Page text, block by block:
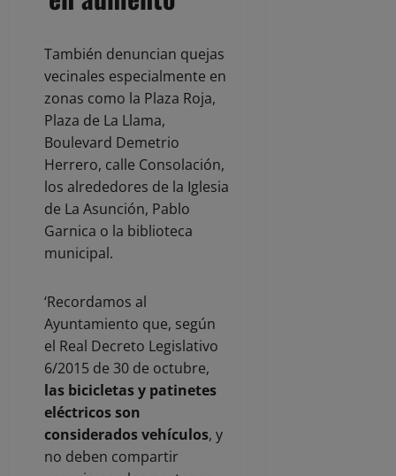
También denuncian quejas
vecinales especialmente en
zonas como la Plaza Roja,
Plaza de La Llama,
Boulevard Demetrio
Herrero, calle Consolación,
los alrededores de la Iglesia
de La Asunción, Pablo
Garnica o la biblioteca
municipal.
‘Recordamos al
Ayuntamiento que, según
el Real Decreto Legislativo
6/2015 de 30 de octubre,
las bicicletas y patinetes
eléctricos son
considerados vehículos, y
no deben compartir